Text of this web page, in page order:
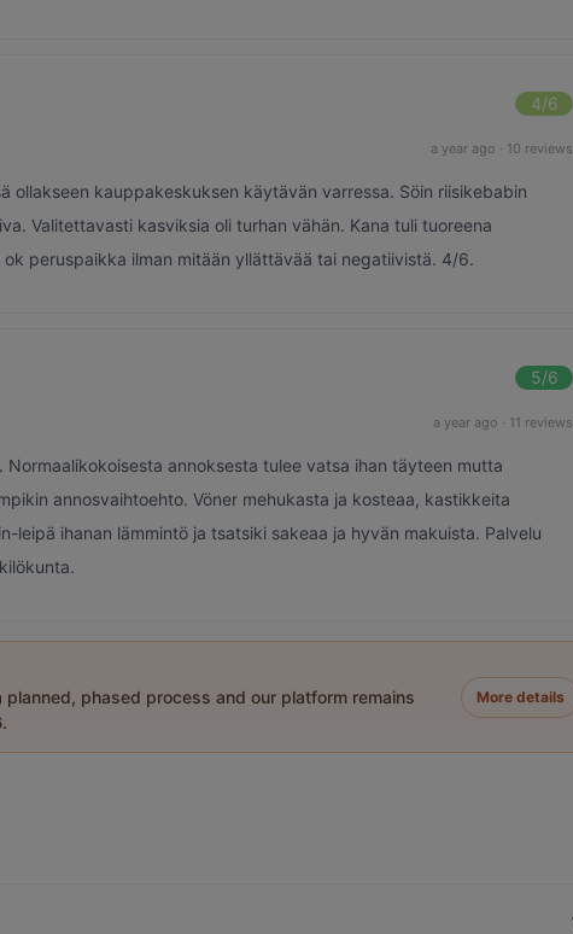
4/6
a year ago · 10 reviews
ollakseen kauppakeskuksen käytävän varressa. Söin riisikebabin
Valitettavasti kasviksia oli turhan vähän. Kana tuli tuoreena
peruspaikka ilman mitään yllättävää tai negatiivistä. 4/6.
5/6
a year ago · 11 reviews
Normaalikokoisesta annoksesta tulee vatsa ihan täyteen mutta
annosvaihtoehto. Vöner mehukasta ja kosteaa, kastikkeita
leipä ihanan lämmintö ja tsatsiki sakeaa ja hyvän makuista. Palvelu
phased process and our platform remains
.
More details